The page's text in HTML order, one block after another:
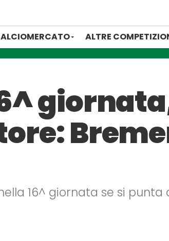
ALTRE
16^ giornata se si